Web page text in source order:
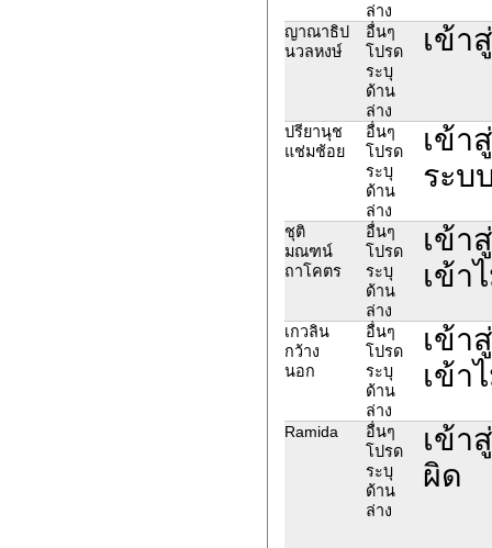
ล่าง
ญาณาธิป
นวลหงษ์
อื่นๆ
โปรด
ระบุ
ด้าน
ล่าง
เข้า
ปรียานุช
แช่มช้อย
อื่นๆ
โปรด
ระบุ
ด้าน
ล่าง
เข้า
ระบ
ชุติ
มณฑน์
ถาโคตร
อื่นๆ
โปรด
ระบุ
ด้าน
ล่าง
เข้า
เข้า
เกวลิน
กว้าง
นอก
อื่นๆ
โปรด
ระบุ
ด้าน
ล่าง
เข้า
เข้า
Ramida
อื่นๆ
โปรด
ระบุ
ด้าน
ล่าง
เข้า
ผิด